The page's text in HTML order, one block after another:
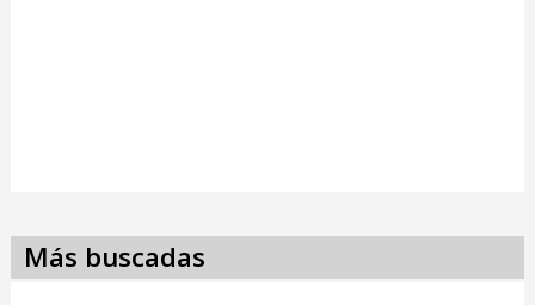
Más buscadas